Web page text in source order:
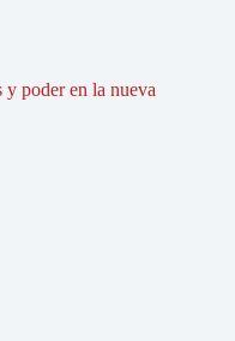
y poder en la nueva